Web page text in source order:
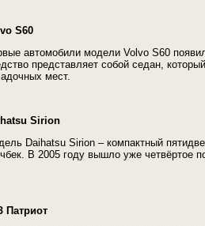
S60
автомобили модели Volvo S60
представляет собой седан,
мест.
Sirion
Daihatsu Sirion – компактный
В 2005 году вышло уже четвёртое
Патриот